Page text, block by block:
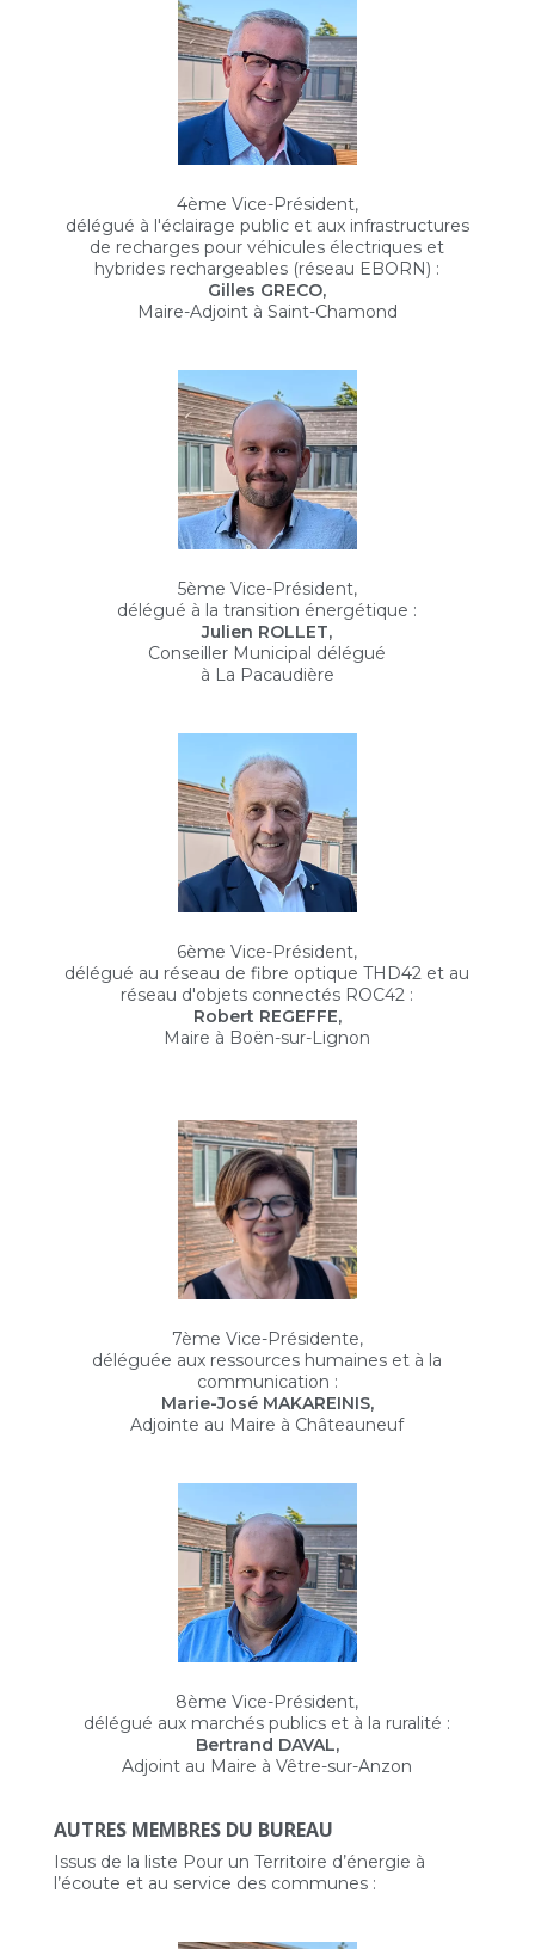
4ème Vice-Président,
délégué à l'éclairage public et aux infrastructures
de recharges pour véhicules électriques et
hybrides rechargeables (réseau EBORN) :
Gilles GRECO,
Maire-Adjoint à Saint-Chamond
5ème Vice-Président,
délégué à la transition énergétique :
Julien ROLLET,
Conseiller Municipal délégué
à La Pacaudière
6ème Vice-Président,
délégué au réseau de fibre optique THD42 et au
réseau d'objets connectés ROC42 :
Robert REGEFFE,
Maire à Boën-sur-Lignon
7ème Vice-Présidente,
déléguée aux ressources humaines et à la
communication :
Marie-José MAKAREINIS,
Adjointe au Maire à Châteauneuf
8ème Vice-Président,
délégué aux marchés publics et à la ruralité :
Bertrand DAVAL,
Adjoint au Maire à Vêtre-sur-Anzon
AUTRES MEMBRES DU BUREAU
Issus de la liste Pour un Territoire d’énergie à
l’écoute et au service des communes :